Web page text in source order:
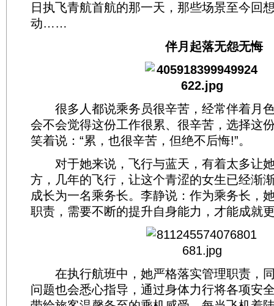
日执飞青航首航的那一天，那些场景至今回
动……
伴月起落无怨无悔
很多人都说乘务员很辛苦，经常伴着月
会不会觉得这份工作很累、很辛苦，选择这
笑着说：“累，也很辛苦，但绝不后悔!”。
对于她来说，飞行与蓝天，有着太多让
方，几年的飞行，让这个青涩的女生已经渐
成长为一名乘务长。李静说：作为乘务长，
职责，需要不断的提升自身能力，才能成就
在执行航班中，她严格落实管理职责，
问题也会悉心指导，通过身体力行将各项安